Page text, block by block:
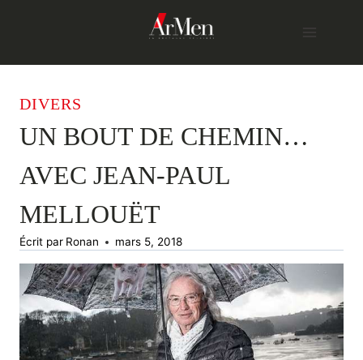
DIVERS
UN BOUT DE CHEMIN…
AVEC JEAN-PAUL
MELLOUËT
Écrit par Ronan mars 5, 2018